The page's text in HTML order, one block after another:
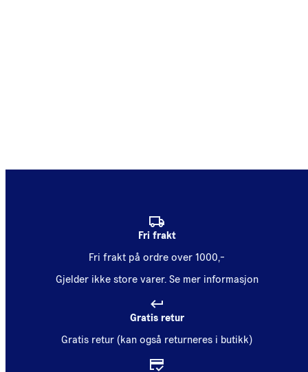
Fri frakt
Fri frakt på ordre over 1000,-
Gjelder ikke store varer. Se mer informasjon
Gratis retur
Gratis retur (kan også returneres i butikk)